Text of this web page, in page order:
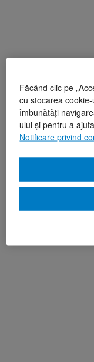
Făcând clic pe
cu stocarea
îmbunătăți
ului și pentru a
Notificare privind